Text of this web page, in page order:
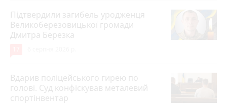
Підтвердили загибель уродженця
Великоберезовицької громади
Дмитра Березка
Вдарив поліцейського гирею по
голові. Суд конфіскував металевий
спортінвентар